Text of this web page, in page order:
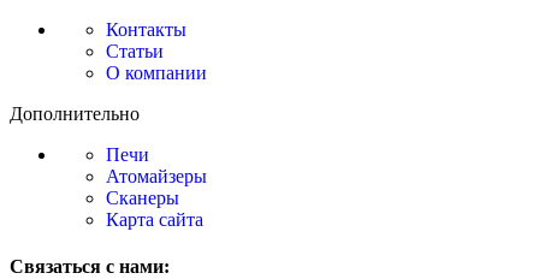
Контакты
Статьи
О компании
Дополнительно
Печи
Атомайзеры
Сканеры
Карта сайта
Связаться с нами: